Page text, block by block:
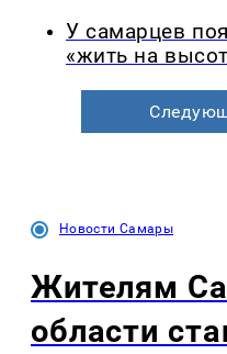
У самарцев
«жить на
Новости Самары
Жителям
области